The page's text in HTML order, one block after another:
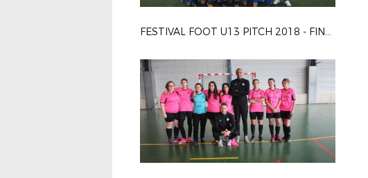
FESTIVAL FOOT U13 PITCH 2018 - FINALE DEPARTEMENTALE